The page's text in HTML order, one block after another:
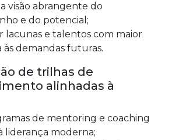
visão abrangente do
e do potencial;
lacunas e talentos com maior
às demandas futuras.
de trilhas de
alinhadas à
de mentoring e coaching
liderança moderna;